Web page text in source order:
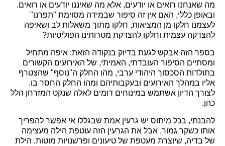
מה שאנחנו רואים או יודעים, אלא מה שאיננו יודעים או רואים.
ובאופן כללי, האם אין זה סיפור שבמידה מסוימת "תפרנו"
לעצמנו חלקו מן המציאות, חלקו מתוך משאלות לב ושאיפה
להצדקה עצמית וחלקו להצדקת מטרותינו הפוליטיות?
בספר הזה אבקש לגעת בדיוק בנקודה הזאת: איפה מתחיל
ומסתיים הסיפור העובדתי, האמיתי, של האירועים הקשורים
בתולדות הסכסוך היהודי ערבי, מהו החלק ה"נוסף" שהצטרף
אליו במהלך האירועים ובעקבותיהם ומהו החלק החסר בו.
לצורך הדיון אשתמש במינוחים דומים לאלה שנקט המזרחן הלל
כהן.
להבנתי, בכל מיתוס יש גרעין אמת שבגללו אי אפשר להפריך
אותו כשקר גמור, אבל את הגרעין הזה עוטפת הילה מעצימה
של בדיה, שיוצרת מעטפת של טיעונים ופרשנויות מוטות. הילת